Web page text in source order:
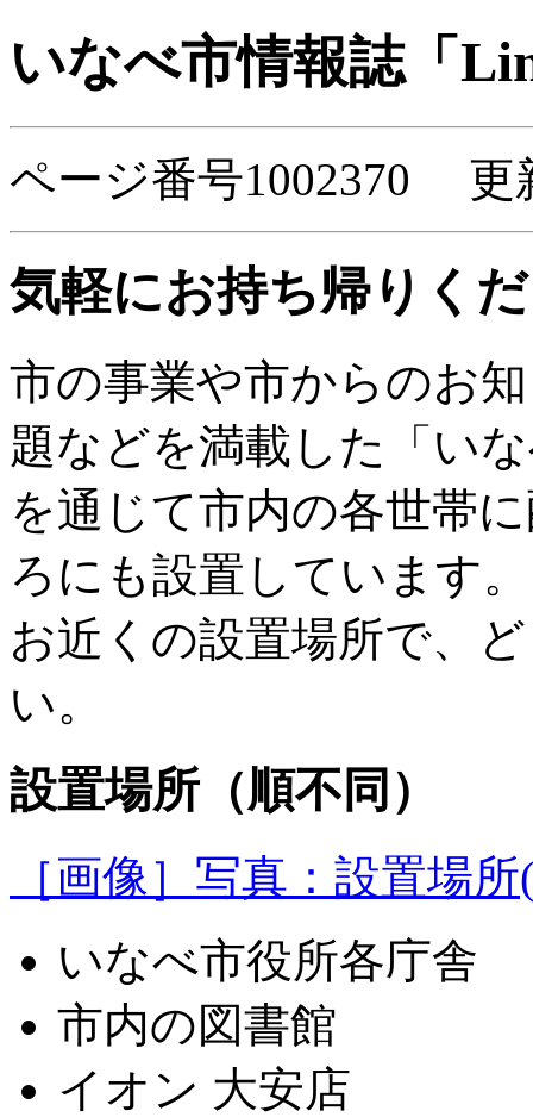
いなべ市情報誌「
ページ番号1002370 更
気軽にお持ち帰りく
市の事業や市からのお
題などを満載した「い
を通じて市内の各世帯
ろにも設置しています。
お近くの設置場所で、
い。
設置場所（順不同）
［画像］写真：設置場
いなべ市役所各庁舎
市内の図書館
イオン 大安店